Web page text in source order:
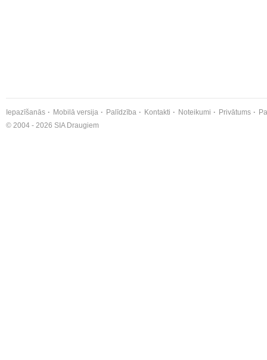
Iepazīšanās Mobilā versija Palīdzība Kontakti Noteikumi Privātums
© 2004 - 2026 SIA Draugiem